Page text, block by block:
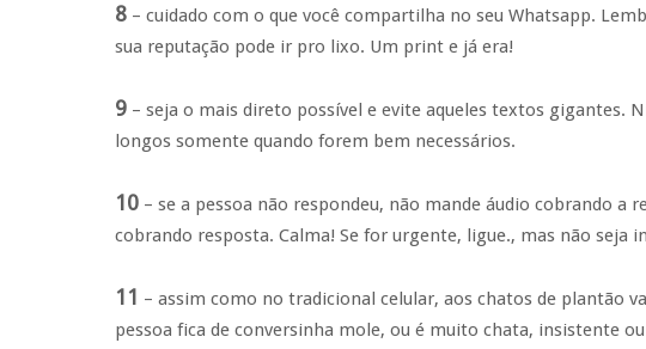
8 – cuidado com o que você compartilha no seu Whatsapp.
sua reputação pode ir pro lixo. Um print e já era!
9 – seja o mais direto possível e evite aqueles textos
longos somente quando forem bem necessários.
10 – se a pessoa não respondeu, não mande áudio cobrando a
cobrando resposta. Calma! Se for urgente, ligue., mas não seja
11 – assim como no tradicional celular, aos chatos de plantão
pessoa fica de conversinha mole, ou é muito chata, insistente